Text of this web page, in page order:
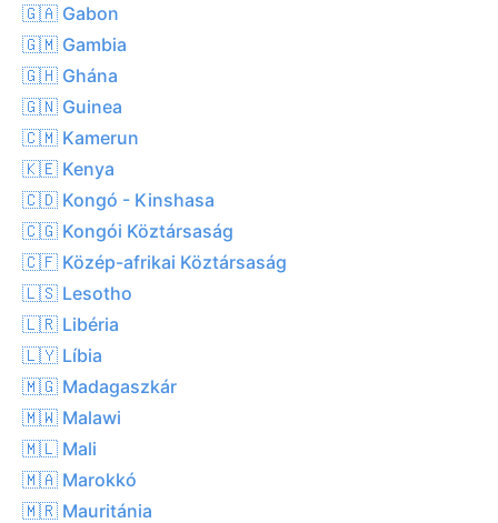
🇬🇦 Gabon
🇬🇲 Gambia
🇬🇭 Ghána
🇬🇳 Guinea
🇨🇲 Kamerun
🇰🇪 Kenya
🇨🇩 Kongó - Kinshasa
🇨🇬 Kongói Köztársaság
🇨🇫 Közép-afrikai Köztársaság
🇱🇸 Lesotho
🇱🇷 Libéria
🇱🇾 Líbia
🇲🇬 Madagaszkár
🇲🇼 Malawi
🇲🇱 Mali
🇲🇦 Marokkó
🇲🇷 Mauritánia